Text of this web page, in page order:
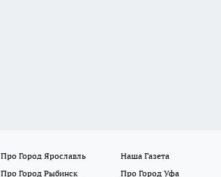
Про Город Ярославль Наша Газета
Про Город Рыбинск Про Город Уфа